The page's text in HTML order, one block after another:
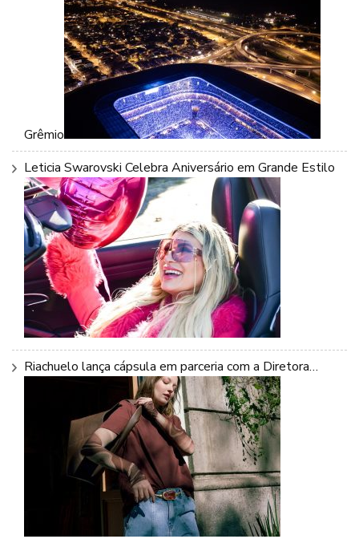
Grêmio
Leticia Swarovski Celebra Aniversário em Grande Estilo
Riachuelo lança cápsula em parceria com a Diretora…